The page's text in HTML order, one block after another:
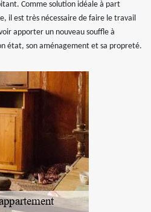
Comme solution idéale à part
il est très nécessaire de faire le travail
apporter un nouveau souffle à
état, son aménagement et sa propreté.